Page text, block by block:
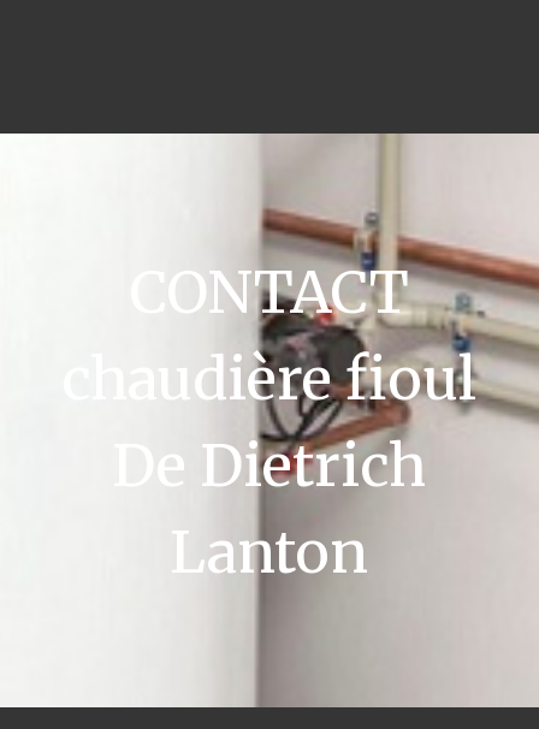
CONTACT
chaudière fioul
De Dietrich
Lanton